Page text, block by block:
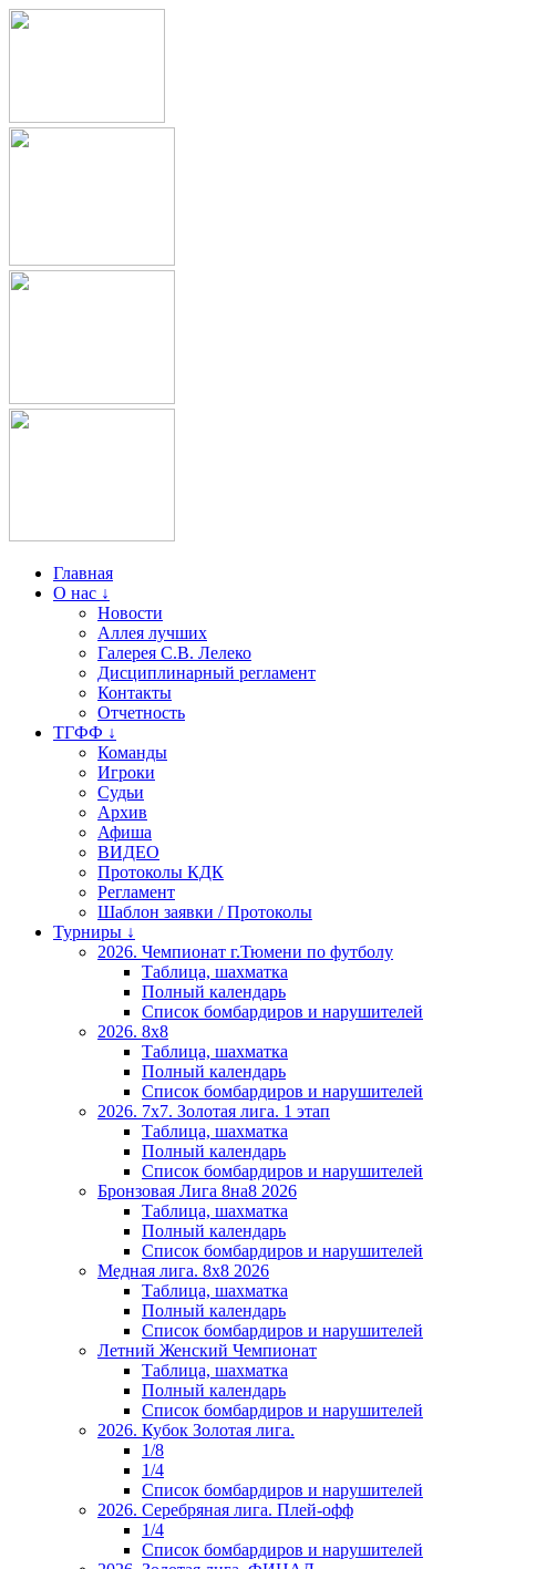
Главная
О нас ↓
Новости
Аллея лучших
Галерея С.В. Лелеко
Дисциплинарный регламент
Контакты
Отчетность
ТГФФ ↓
Команды
Игроки
Судьи
Архив
Афиша
ВИДЕО
Протоколы КДК
Регламент
Шаблон заявки / Протоколы
Турниры ↓
2026. Чемпионат г.Тюмени по футболу
Таблица, шахматка
Полный календарь
Список бомбардиров и нарушителей
2026. 8х8
Таблица, шахматка
Полный календарь
Список бомбардиров и нарушителей
2026. 7х7. Золотая лига. 1 этап
Таблица, шахматка
Полный календарь
Список бомбардиров и нарушителей
Бронзовая Лига 8на8 2026
Таблица, шахматка
Полный календарь
Список бомбардиров и нарушителей
Медная лига. 8x8 2026
Таблица, шахматка
Полный календарь
Список бомбардиров и нарушителей
Летний Женский Чемпионат
Таблица, шахматка
Полный календарь
Список бомбардиров и нарушителей
2026. Кубок Золотая лига.
1/8
1/4
Список бомбардиров и нарушителей
2026. Серебряная лига. Плей-офф
1/4
Список бомбардиров и нарушителей